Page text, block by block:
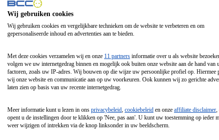
Philips
Schermgrootte 24 Inch
Schermgrootte 85 Inch
Schermgrootte 98 Inch
Tcl
Hd Led Tv
Wij gebruiken cookies
Wij gebruiken cookies en vergelijkbare technieken om de website te verbeteren en om
gepersonaliseerde inhoud en advertenties aan te bieden.
Met deze cookies verzamelen wij en onze 11 partners informatie over u als website
volgen we uw internetgedrag binnen en mogelijk ook buiten onze website aan de hand van
factoren, zoals uw IP-adres. Wij bouwen op die wijze uw persoonlijke profiel op. Hiermee
wij onze website en communicatie aan op uw voorkeuren. Ook kunnen wij zo gerichte
laten zien op basis van uw recente internetgedrag.
Meer informatie kunt u lezen in ons privacybeleid, cookiebeleid en onze affiliate disclaimer,
opent u de instellingen door te klikken op 'Nee, pas aan'. U kunt uw toestemming op ieder
weer wijzigen of intrekken via de knop linksonder in uw beeldscherm.